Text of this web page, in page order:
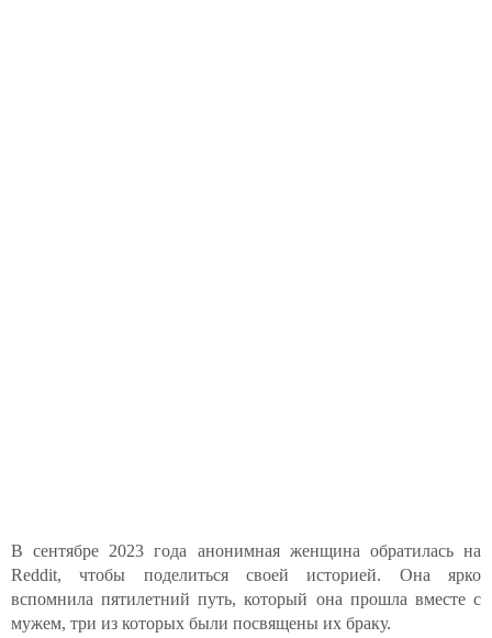
В сентябре 2023 года анонимная женщина обратилась на
Reddit, чтобы поделиться своей историей. Она ярко
вспомнила пятилетний путь, который она прошла вместе с
мужем, три из которых были посвящены их браку.